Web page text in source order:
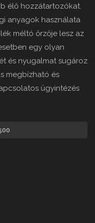
élő hozzátartozókat.
anyagok használata
méltó őrzője lesz az
egy olyan
és nyugalmat sugároz
megbízható és
ügyintézés